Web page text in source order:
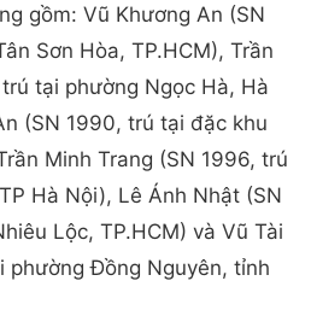
gồm: Vũ Khương An (SN
Sơn Hòa, TP.HCM), Trần
tại phường Ngọc Hà, Hà
(SN 1990, trú tại đặc khu
Minh Trang (SN 1996, trú
Hà Nội), Lê Ánh Nhật (SN
Lộc, TP.HCM) và Vũ Tài
phường Đồng Nguyên, tỉnh